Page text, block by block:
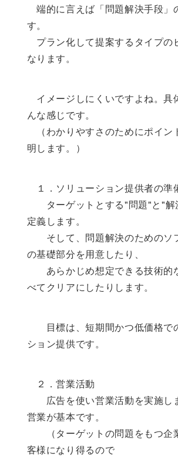
端的に言えば「問題解決手段」
す。
プラン化して提案するタイプの
なります。
イメージしにくいですよね。具
んな感じです。
（わかりやすさのためにポイン
明します。）
１．ソリューション提供者の準
ターゲットとする"問題"と"解
定義します。
そして、問題解決のためのソ
の基礎部分を用意したり、
あらかじめ想定できる技術的
べてクリアにしたりします。
目標は、短期間かつ低価格で
ション提供です。
２．営業活動
広告を使い営業活動を実施し
営業が基本です。
（ターゲットの問題をもつ企
客様になり得るので